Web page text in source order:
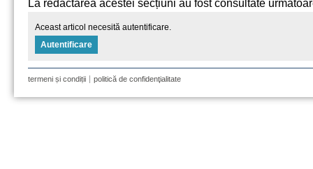
La redactarea acestei secțiuni au fost consultate
Aceast articol necesită autentificare.
Autentificare
termeni și condiții politică de confidenţialitate